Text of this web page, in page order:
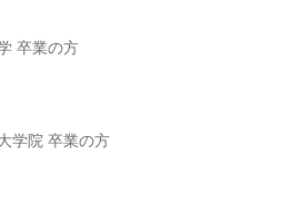
卒業の方
学院 卒業の方